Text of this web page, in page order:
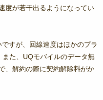
度が若干出るようになってい
すが、回線速度はほかのプラ
た、UQモバイルのデータ無
、解約の際に契約解除料がか